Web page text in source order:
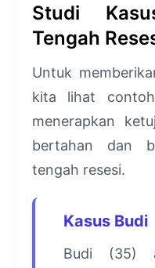
Studi
Tengah
Untuk
kita lihat contoh
menerapkan
bertahan dan
tengah resesi.
Kasus Budi
Budi (35)